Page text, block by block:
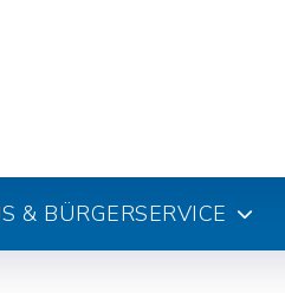
& BÜRGERSERVICE